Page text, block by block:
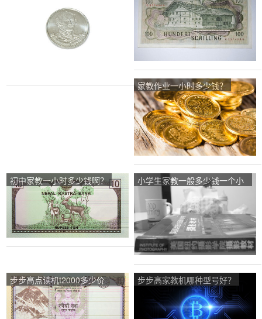
家教作业一小时多少钱？
初中家教一小时多少钱啊？
小学生家教一般多少钱一个小
步步高点读机t2000多少价
格？
步步高家教机哪种型号好？